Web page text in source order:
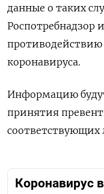
данные о таких
Роспотребнадзор
противодействию
коронавируса.
Информацию
принятия
соответствующих
Коронавирус